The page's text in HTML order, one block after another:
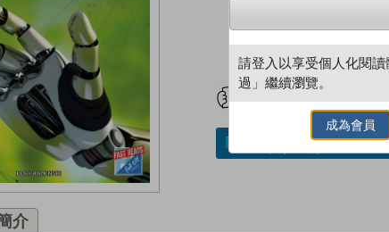
試閲
介
請登入以享受個人化閱
過」繼續瀏覽。
成為會員